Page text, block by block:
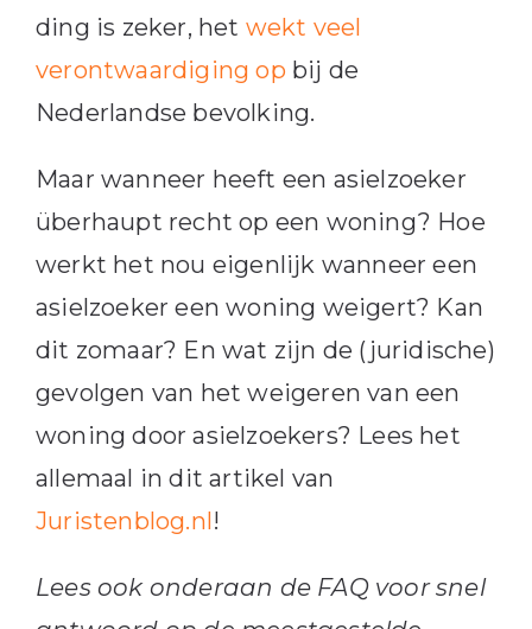
ding is zeker, het wekt veel
verontwaardiging op bij de
Nederlandse bevolking.
Maar wanneer heeft een asielzoeker
überhaupt recht op een woning? Hoe
werkt het nou eigenlijk wanneer een
asielzoeker een woning weigert? Kan
dit zomaar? En wat zijn de (juridische)
gevolgen van het weigeren van een
woning door asielzoekers? Lees het
allemaal in dit artikel van
Juristenblog.nl!
Lees ook onderaan de FAQ voor snel